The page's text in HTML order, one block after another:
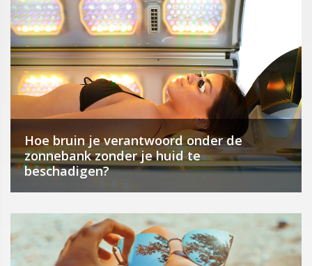
Hoe bruin je verantwoord onder de
zonnebank zonder je huid te
beschadigen?